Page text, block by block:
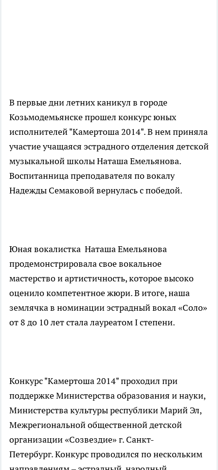
В первые дни летних каникул в городе
Козьмодемьянске прошел конкурс юных
исполнителей "Камертоша 2014". В нем приняла
участие учащаяся эстрадного отделения детской
музыкальной школы Наташа Емельянова.
Воспитанница преподавателя по вокалу
Надежды Семаковой вернулась с победой.
Юная вокалистка Наташа Емельянова
продемонстрировала свое вокальное
мастерство и артистичность, которое высоко
оценило компетентное жюри. В итоге, наша
землячка в номинации эстрадный вокал «Соло»
от 8 до 10 лет стала лауреатом I степени.
Конкурс "Камертоша 2014" проходил при
поддержке Министерства образования и науки,
Министерства культуры республики Марий Эл,
Межрегиональной общественной детской
организации «Созвездие» г. Санкт-
Петербург. Конкурс проводился по нескольким